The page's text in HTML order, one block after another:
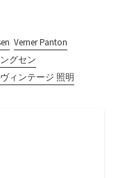
Verner Panton
グセン
ヴィンテージ 照明